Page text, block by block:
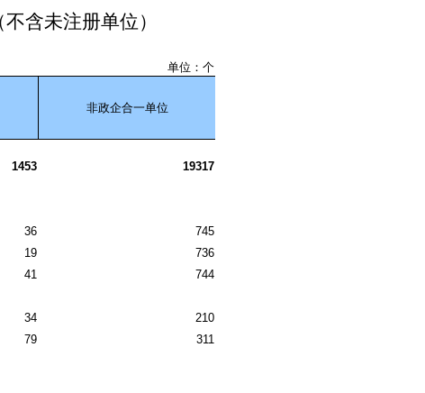
含未注册单位）
单位：个
非政企合一单位
1453
19317
36
745
19
736
41
744
34
210
79
311